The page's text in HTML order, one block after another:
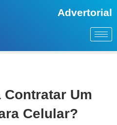
Advertorial
Contratar Um
Celular?